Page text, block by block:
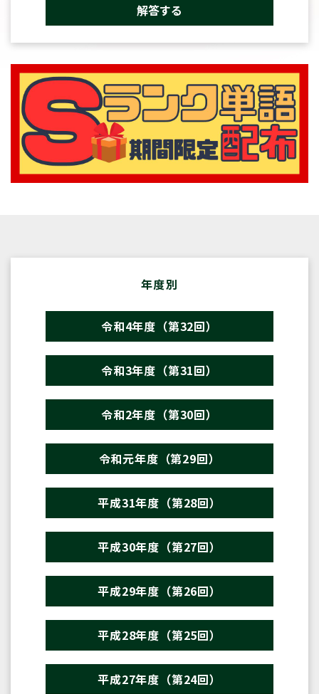
解答する
年度別
令和4年度（第32回）
令和3年度（第31回）
令和2年度（第30回）
令和元年度（第29回）
平成31年度（第28回）
平成30年度（第27回）
平成29年度（第26回）
平成28年度（第25回）
平成27年度（第24回）